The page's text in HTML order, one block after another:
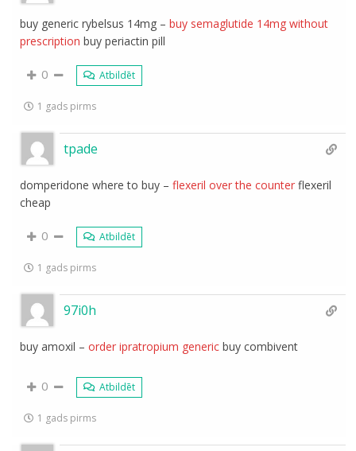
buy generic rybelsus 14mg –buy semaglutide 14mg without
prescription buy periactin pill
0 Atbildēt
1 gads pirms
tpade
domperidone where to buy –flexeril over the counter flexeril
cheap
0 Atbildēt
1 gads pirms
97i0h
buy amoxil –order ipratropium generic buy combivent
0 Atbildēt
1 gads pirms